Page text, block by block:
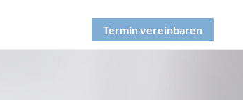
Termin vereinbaren